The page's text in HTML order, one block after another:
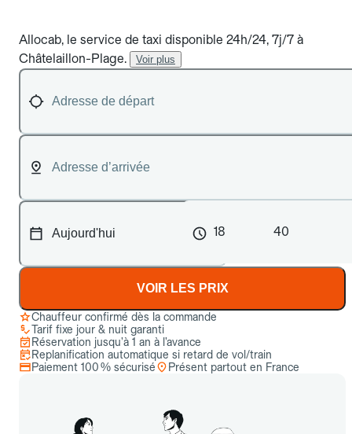
Allocab, le service de taxi disponible 24h/24, 7j/7 à
Châtelaillon-Plage.
Voir plus
18 40
VOIR LES PRIX
Chauffeur confirmé dès la commande
Tarif fixe jour & nuit garanti
Réservation jusqu’à 1 an à l’avance
Replanification automatique si retard de vol/train
Paiement 100 % sécurisé
Présent partout en France